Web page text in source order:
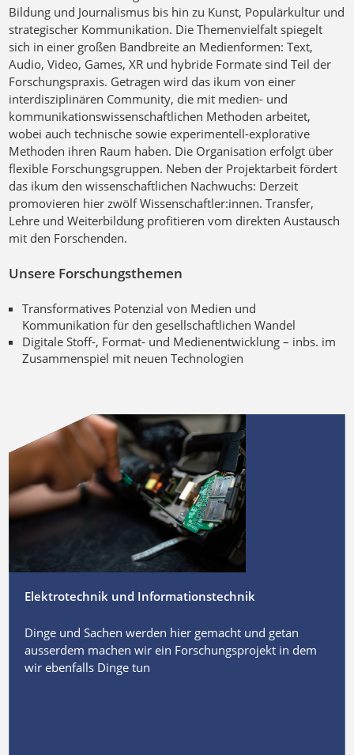
Bildung und Journalismus bis hin zu Kunst, Populärkultur und
strategischer Kommunikation. Die Themenvielfalt spiegelt
sich in einer großen Bandbreite an Medienformen: Text,
Audio, Video, Games, XR und hybride Formate sind Teil der
Forschungspraxis. Getragen wird das ikum von einer
interdisziplinären Community, die mit medien- und
kommunikationswissenschaftlichen Methoden arbeitet,
wobei auch technische sowie experimentell-explorative
Methoden ihren Raum haben. Die Organisation erfolgt über
flexible Forschungsgruppen. Neben der Projektarbeit fördert
das ikum den wissenschaftlichen Nachwuchs: Derzeit
promovieren hier zwölf Wissenschaftler:innen. Transfer,
Lehre und Weiterbildung profitieren vom direkten Austausch
mit den Forschenden.
Unsere Forschungsthemen
Transformatives Potenzial von Medien und
Kommunikation für den gesellschaftlichen Wandel
Digitale Stoff-, Format- und Medienentwicklung – inbs. im
Zusammenspiel mit neuen Technologien
Elektrotechnik und Informationstechnik
Dinge und Sachen werden hier gemacht und getan
ausserdem machen wir ein Forschungsprojekt in dem
wir ebenfalls Dinge tun